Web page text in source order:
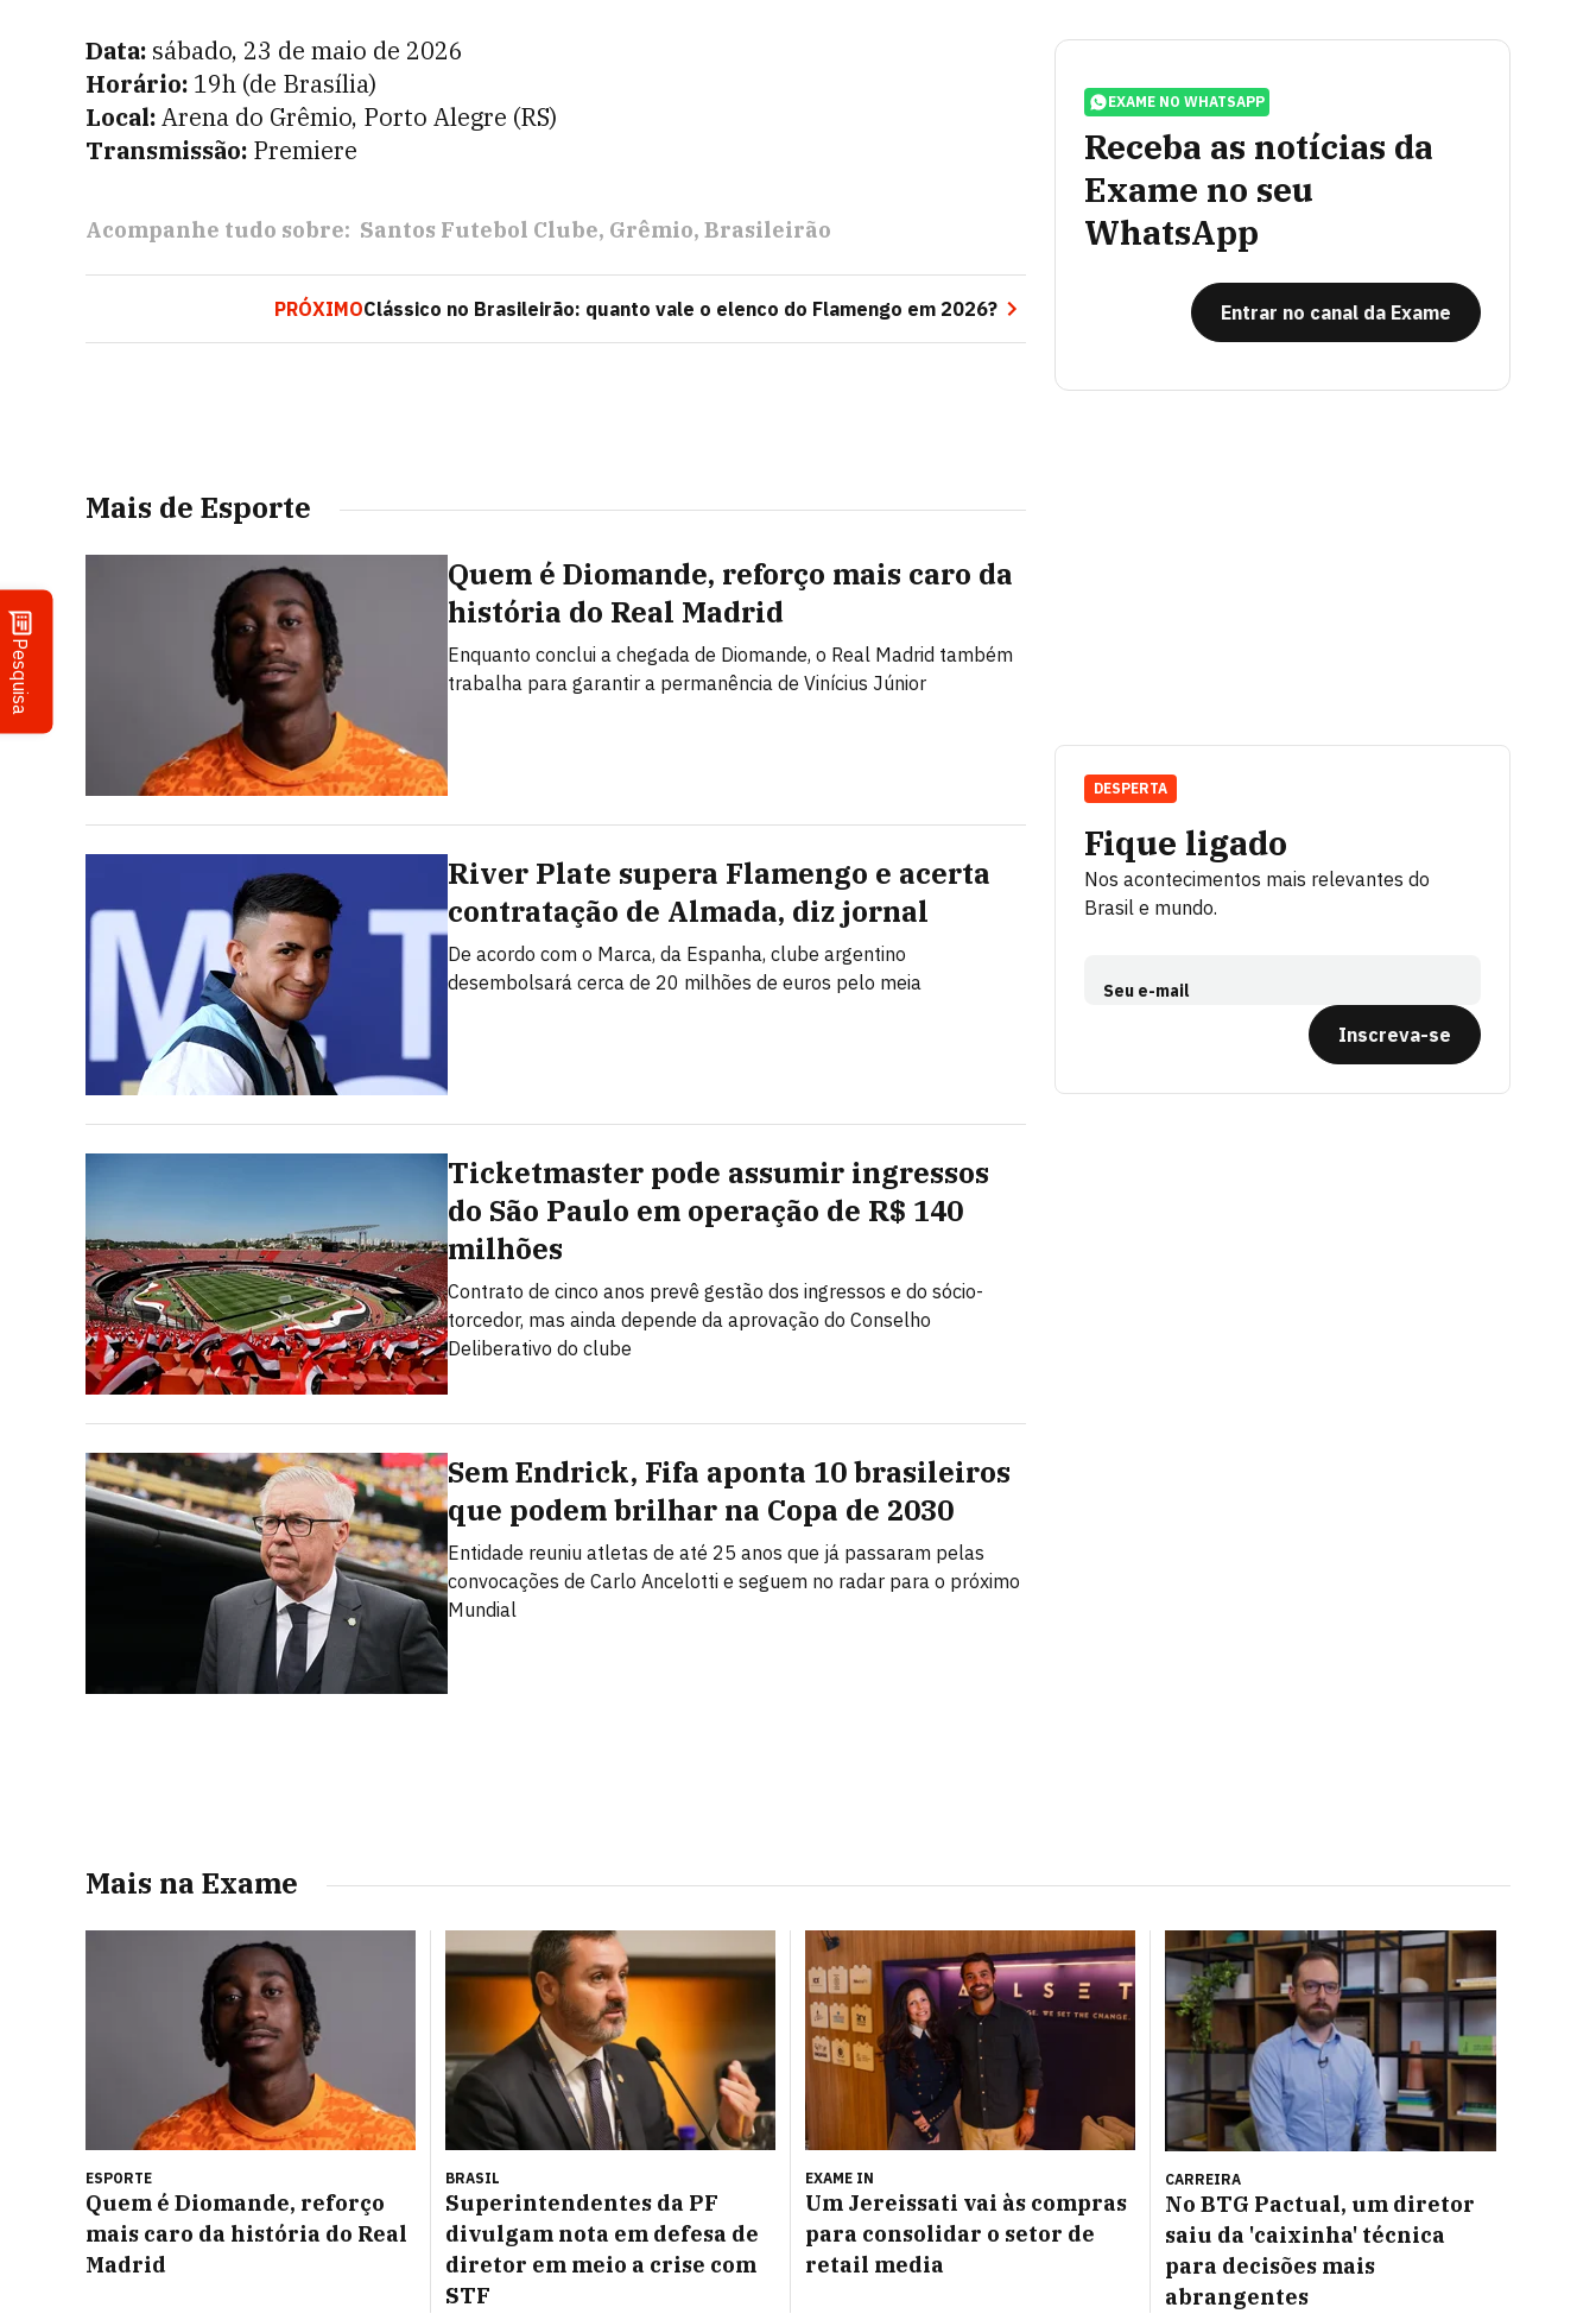
Pesquisa
Data: sábado, 23 de maio de 2026
Horário: 19h (de Brasília)
Local:Arena do Grêmio, Porto Alegre (RS)
Transmissão: Premiere
Acompanhe tudo sobre: Santos Futebol Clube Grêmio Brasileirão
PRÓXIMOClássico no Brasileirão: quanto vale o elenco do Flamengo em 2026?
Mais de Esporte
Quem é Diomande, reforço mais caro da
história do Real Madrid
Enquanto conclui a chegada de Diomande, o Real Madrid também
trabalha para garantir a permanência de Vinícius Júnior
River Plate supera Flamengo e acerta
contratação de Almada, diz jornal
De acordo com o Marca, da Espanha, clube argentino
desembolsará cerca de 20 milhões de euros pelo meia
Ticketmaster pode assumir ingressos
do São Paulo em operação de R$ 140
milhões
Contrato de cinco anos prevê gestão dos ingressos e do sócio-
torcedor, mas ainda depende da aprovação do Conselho
Deliberativo do clube
Sem Endrick, Fifa aponta 10 brasileiros
que podem brilhar na Copa de 2030
Entidade reuniu atletas de até 25 anos que já passaram pelas
convocações de Carlo Ancelotti e seguem no radar para o próximo
Mundial
EXAME NO WHATSAPP
Receba as notícias da
Exame no seu
WhatsApp
Entrar no canal da Exame
Fique ligado
Nos acontecimentos mais relevantes do
Brasil e mundo.
Seu e-mail
Inscreva-se
DESPERTA
Mais na Exame
ESPORTE
Quem é Diomande, reforço
mais caro da história do Real
Madrid
BRASIL
Superintendentes da PF
divulgam nota em defesa de
diretor em meio a crise com
STF
EXAME IN
Um Jereissati vai às compras
para consolidar o setor de
retail media
CARREIRA
No BTG Pactual, um diretor
saiu da 'caixinha' técnica
para decisões mais
abrangentes